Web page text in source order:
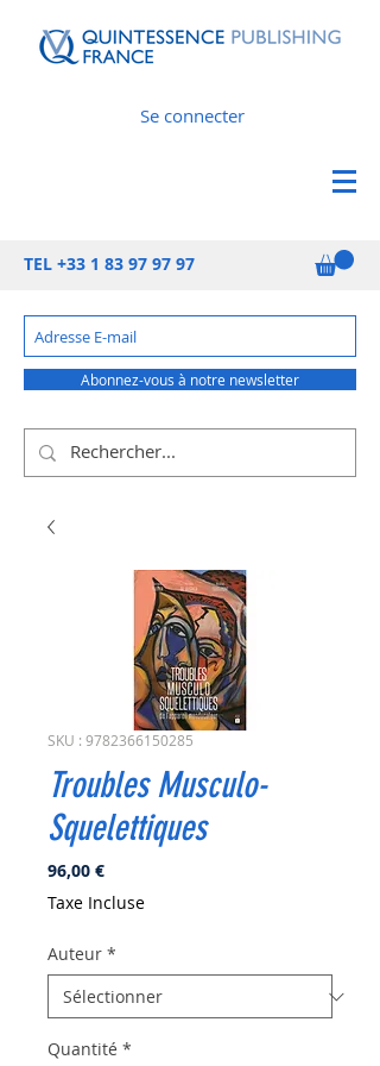
Se connecter
TEL +33 1 83 97 97 97
Abonnez-vous à notre newsletter
SKU : 9782366150285
Troubles Musculo-
Squelettiques
96,00 €Prix
Taxe Incluse
Auteur *
Quantité *